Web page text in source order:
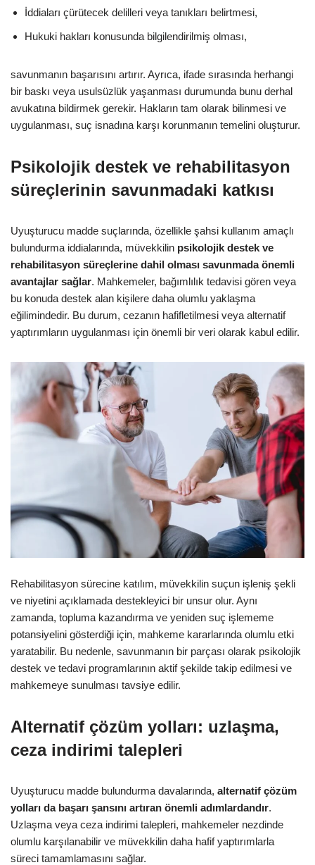
İddiaları çürütecek delilleri veya tanıkları belirtmesi,
Hukuki hakları konusunda bilgilendirilmiş olması,
savunmanın başarısını artırır. Ayrıca, ifade sırasında herhangi
bir baskı veya usulsüzlük yaşanması durumunda bunu derhal
avukatına bildirmek gerekir. Hakların tam olarak bilinmesi ve
uygulanması, suç isnadına karşı korunmanın temelini oluşturur.
Psikolojik destek ve rehabilitasyon
süreçlerinin savunmadaki katkısı
Uyuşturucu madde suçlarında, özellikle şahsi kullanım amaçlı
bulundurma iddialarında, müvekkilin psikolojik destek ve
rehabilitasyon süreçlerine dahil olması savunmada önemli
avantajlar sağlar. Mahkemeler, bağımlılık tedavisi gören veya
bu konuda destek alan kişilere daha olumlu yaklaşma
eğilimindedir. Bu durum, cezanın hafifletilmesi veya alternatif
yaptırımların uygulanması için önemli bir veri olarak kabul edilir.
Rehabilitasyon sürecine katılım, müvekkilin suçun işleniş şekli
ve niyetini açıklamada destekleyici bir unsur olur. Aynı
zamanda, topluma kazandırma ve yeniden suç işlememe
potansiyelini gösterdiği için, mahkeme kararlarında olumlu etki
yaratabilir. Bu nedenle, savunmanın bir parçası olarak psikolojik
destek ve tedavi programlarının aktif şekilde takip edilmesi ve
mahkemeye sunulması tavsiye edilir.
Alternatif çözüm yolları: uzlaşma,
ceza indirimi talepleri
Uyuşturucu madde bulundurma davalarında, alternatif çözüm
yolları da başarı şansını artıran önemli adımlardandır.
Uzlaşma veya ceza indirimi talepleri, mahkemeler nezdinde
olumlu karşılanabilir ve müvekkilin daha hafif yaptırımlarla
süreci tamamlamasını sağlar.